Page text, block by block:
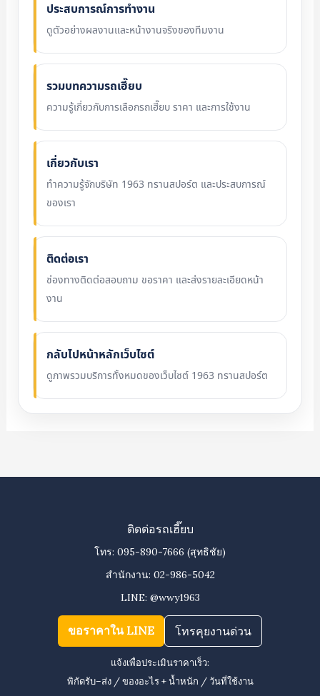
ประสบการณ์การทำงาน
ดูตัวอย่างผลงานและหน้างานจริงของทีมงาน
รวมบทความรถเฮี๊ยบ
ความรู้เกี่ยวกับการเลือกรถเฮี๊ยบ ราคา และการใช้งาน
เกี่ยวกับเรา
ทำความรู้จักบริษัท 1963 ทรานสปอร์ต และประสบการณ์
ของเรา
ติดต่อเรา
ช่องทางติดต่อสอบถาม ขอราคา และส่งรายละเอียดหน้า
งาน
กลับไปหน้าหลักเว็บไซต์
ดูภาพรวมบริการทั้งหมดของเว็บไซต์ 1963 ทรานสปอร์ต
ติดต่อรถเฮี๊ยบ
โทร: 095-890-7666 (สุทธิชัย)
สำนักงาน: 02-986-5042
LINE: @wwy1963
ขอราคาใน LINE โทรคุยงานด่วน
แจ้งเพื่อประเมินราคาเร็ว:
พิกัดรับ–ส่ง / ของอะไร + น้ำหนัก / วันที่ใช้งาน